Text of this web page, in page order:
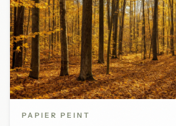
PAPIER PEINT